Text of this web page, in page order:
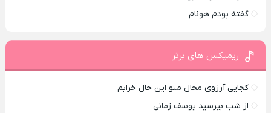
گفته بودم هونام
ریمیکس های برتر
کجایی آرزوی محال منو این حال خرابم
از شب بپرسید یوسف زمانی